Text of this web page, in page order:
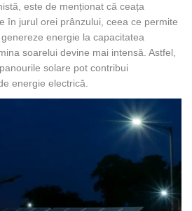
este de menționat că ceața
în jurul orei prânzului, ceea ce permite
energie la capacitatea
soarelui devine mai intensă. Astfel,
solare pot contribui
energie electrică.